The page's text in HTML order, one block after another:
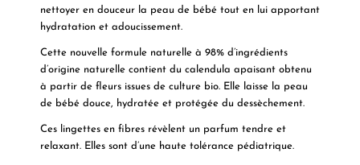
nettoyer en douceur la peau de bébé tout en lui apportant
hydratation et adoucissement.
Cette nouvelle formule naturelle à 98% d’ingrédients
d’origine naturelle contient du calendula apaisant obtenu
à partir de fleurs issues de culture bio. Elle laisse la peau
de bébé douce, hydratée et protégée du dessèchement.
Ces lingettes en fibres révèlent un parfum tendre et
relaxant. Elles sont d’une haute tolérance pédiatrique.